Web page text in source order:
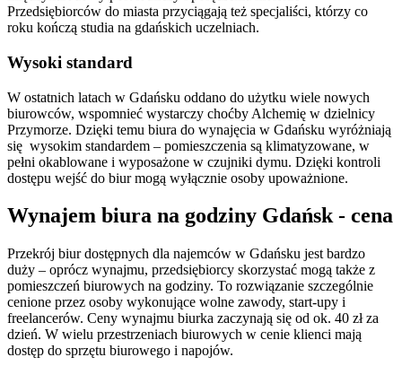
Przedsiębiorców do miasta przyciągają też specjaliści, którzy co
roku kończą studia na gdańskich uczelniach.
Wysoki standard
W ostatnich latach w Gdańsku oddano do użytku wiele nowych
biurowców, wspomnieć wystarczy choćby Alchemię w dzielnicy
Przymorze. Dzięki temu biura do wynajęcia w Gdańsku wyróżniają
się wysokim standardem – pomieszczenia są klimatyzowane, w
pełni okablowane i wyposażone w czujniki dymu. Dzięki kontroli
dostępu wejść do biur mogą wyłącznie osoby upoważnione.
Wynajem biura na godziny Gdańsk - cena
Przekrój biur dostępnych dla najemców w Gdańsku jest bardzo
duży – oprócz wynajmu, przedsiębiorcy skorzystać mogą także z
pomieszczeń biurowych na godziny. To rozwiązanie szczególnie
cenione przez osoby wykonujące wolne zawody, start-upy i
freelancerów. Ceny wynajmu biurka zaczynają się od ok. 40 zł za
dzień. W wielu przestrzeniach biurowych w cenie klienci mają
dostęp do sprzętu biurowego i napojów.